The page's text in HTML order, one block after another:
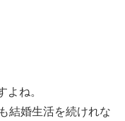
よね。
結婚生活を続けれな